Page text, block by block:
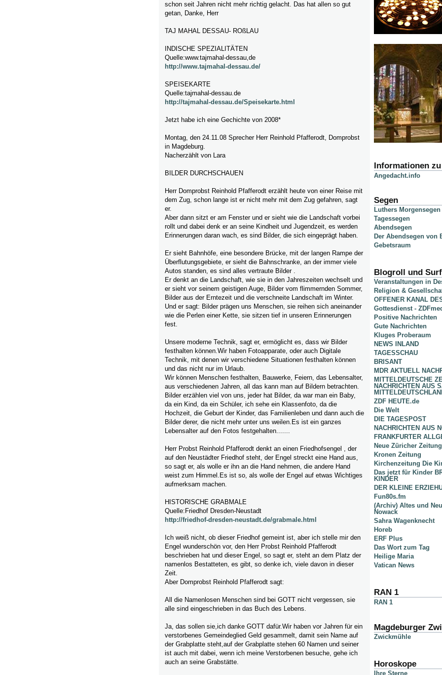
schon seit Jahren nicht mehr richtig gelacht. Das hat allen so gut
getan, Danke, Herr
TAJ MAHAL DESSAU- ROßLAU
INDISCHE SPEZIALITÄTEN
Quelle:www.tajmahal-dessau,de
http://www.tajmahal-dessau.de/
SPEISEKARTE
Quelle:tajmahal-dessau.de
http://tajmahal-dessau.de/Speisekarte.html
Jetzt habe ich eine Gechichte von 2008*
Montag, den 24.11.08 Sprecher Herr Reinhold Pfafferodt, Domprobst
in Magdeburg.
Nacherzählt von Lara
BILDER DURCHSCHAUEN
Herr Domprobst Reinhold Pfafferodt erzählt heute von einer Reise mit
dem Zug, schon lange ist er nicht mehr mit dem Zug gefahren, sagt
er.
Aber dann sitzt er am Fenster und er sieht wie die Landschaft vorbei
rollt und dabei denk er an seine Kindheit und Jugendzeit, es werden
Erinnerungen daran wach, es sind Bilder, die sich eingeprägt haben.
Er sieht Bahnhöfe, eine besondere Brücke, mit der langen Rampe der
Überflutungsgebiete, er sieht die Bahnschranke, an der immer viele
Autos standen, es sind alles vertraute Bilder .
Er denkt an die Landschaft, wie sie in den Jahreszeiten wechselt und
er sieht vor seinem geistigen Auge, Bilder vom flimmernden Sommer,
Bilder aus der Erntezeit und die verschneite Landschaft im Winter.
Und er sagt: Bilder prägen uns Menschen, sie reihen sich aneinander
wie die Perlen einer Kette, sie sitzen tief in unseren Erinnerungen
fest.
Unsere moderne Technik, sagt er, ermöglicht es, dass wir Bilder
festhalten können.Wir haben Fotoapparate, oder auch Digitale
Technik, mit denen wir verschiedene Situationen festhalten können
und das nicht nur im Urlaub.
Wir können Menschen festhalten, Bauwerke, Feiern, das Lebensalter,
aus verschiedenen Jahren, all das kann man auf Bildern betrachten.
Bilder erzählen viel von uns, jeder hat Bilder, da war man ein Baby,
da ein Kind, da ein Schüler, ich sehe ein Klassenfoto, da die
Hochzeit, die Geburt der Kinder, das Familienleben und dann auch die
Bilder derer, die nicht mehr unter uns weilen.Es ist ein ganzes
Lebensalter auf den Fotos festgehalten.......
Herr Probst Reinhold Pfafferodt denkt an einen Friedhofsengel , der
auf den Neustädter Friedhof steht, der Engel streckt eine Hand aus,
so sagt er, als wolle er ihn an die Hand nehmen, die andere Hand
weist zum Himmel.Es ist so, als wolle der Engel auf etwas Wichtiges
aufmerksam machen.
HISTORISCHE GRABMALE
Quelle:Friedhof Dresden-Neustadt
http://friedhof-dresden-neustadt.de/grabmale.html
Ich weiß nicht, ob dieser Friedhof gemeint ist, aber ich stelle mir den
Engel wunderschön vor, den Herr Probst Reinhold Pfafferodt
beschrieben hat und dieser Engel, so sagt er, steht an dem Platz der
namenlos Bestatteten, es gibt, so denke ich, viele davon in dieser
Zeit.
Aber Domprobst Reinhold Pfafferodt sagt:
All die Namenlosen Menschen sind bei GOTT nicht vergessen, sie
alle sind eingeschrieben in das Buch des Lebens.
Ja, das sollen sie,ich danke GOTT dafür.Wir haben vor Jahren für ein
verstorbenes Gemeindeglied Geld gesammelt, damit sein Name auf
der Grabplatte steht,auf der Grabplatte stehen 60 Namen und seiner
ist auch mit dabei, wenn ich meine Verstorbenen besuche, gehe ich
auch an seine Grabstätte.
Informationen
Angedacht.info
Segen
Luthers Morgensegen
Tagessegen
Abendsegen
Der Abendsegen von
Gebetsraum
Blogroll und
Veranstaltungen in
Religion &
OFFENER KANAL
Gottesdienst -
Positive Nachrichten
Gute Nachrichten
Kluges Proberaum
NEWS INLAND
TAGESSCHAU
BRISANT
MDR AKTUELL
MITTELDEUTSCHE
NACHRICHTEN AUS
ZDF HEUTE.de
Die Welt
DIE TAGESPOST
NACHRICHTEN AUS
FRANKFURTER
Neue Züricher Zeitung
Kronen Zeitung
Kirchenzeitung Die
Das jetzt für Kinder
KINDER
DER KLEINE
Fun80s.fm
(Archiv) Altes und
Nowack
Sahra Wagenknecht
Horeb
ERF Plus
Das Wort zum Tag
Heilige Maria
Vatican News
RAN 1
RAN 1
Magdeburger
Zwickmühle
Horoskope
Ihre Sterne